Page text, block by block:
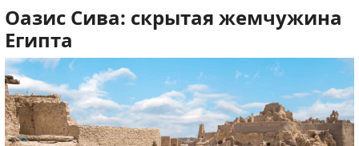
Оазис Сива: скрытая жемчужина
Египта